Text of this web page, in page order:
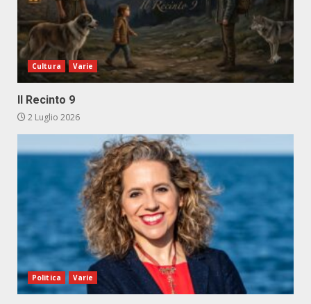
Cultura Varie
Il Recinto 9
2 Luglio 2026
Politica Varie